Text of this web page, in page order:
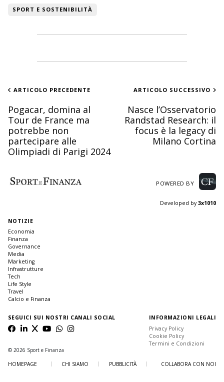
SPORT E SOSTENIBILITÀ
ARTICOLO PRECEDENTE
Pogacar, domina al
Tour de France ma
potrebbe non
partecipare alle
Olimpiadi di Parigi 2024
ARTICOLO SUCCESSIVO
Nasce l’Osservatorio
Randstad Research: il
focus è la legacy di
Milano Cortina
POWERED BY
Developed by3x1010
NOTIZIE
Economia
Finanza
Governance
Media
Marketing
Infrastrutture
Tech
Life Style
Travel
Calcio e Finanza
SEGUICI SUI NOSTRI CANALI SOCIAL
INFORMAZIONI LEGALI
Privacy Policy
Cookie Policy
Termini e Condizioni
© 2026 Sport e Finanza
HOMEPAGE
CHI SIAMO PUBBLICITÀ COLLABORA CON NOI